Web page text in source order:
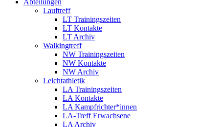
Abteilungen
Lauftreff
LT Trainingszeiten
LT Kontakte
LT Archiv
Walkingtreff
NW Trainingszeiten
NW Kontakte
NW Archiv
Leichtathletik
LA Trainingszeiten
LA Kontakte
LA Kampfrichter*innen
LA-Treff Erwachsene
LA Archiv